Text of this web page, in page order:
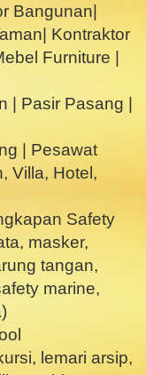
Bangunan|
Kontraktor
Furniture |
| Pasir Pasang |
| Pesawat
Villa, Hotel,
Safety
masker,
tangan,
marine,
lemari arsip,